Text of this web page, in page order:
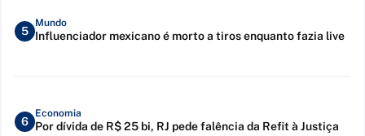
5
Mundo
Influenciador mexicano é morto a tiros enquanto fazia live
6
Economia
Por dívida de R$ 25 bi, RJ pede falência da Refit à Justiça